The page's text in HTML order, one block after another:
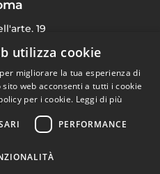
19
Italy
utilizza cookie
migliorare la tua esperienza di
web acconsenti a tutti i cookie
per i cookie. Leggi di più
PERFORMANCE